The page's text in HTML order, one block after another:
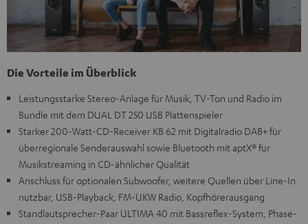
Die Vorteile im Überblick
Leistungsstarke Stereo-Anlage für Musik, TV-Ton und Radio im
Bundle mit dem DUAL DT 250 USB Plattenspieler
Starker 200-Watt-CD-Receiver KB 62 mit Digitalradio DAB+ für
überregionale Senderauswahl sowie Bluetooth mit aptX® für
Musikstreaming in CD-ähnlicher Qualität
Anschluss für optionalen Subwoofer, weitere Quellen über Line-In
nutzbar, USB-Playback, FM-UKW Radio, Kopfhörerausgang
Standlautsprecher-Paar ULTIMA 40 mit Bassreflex-System, Phase-